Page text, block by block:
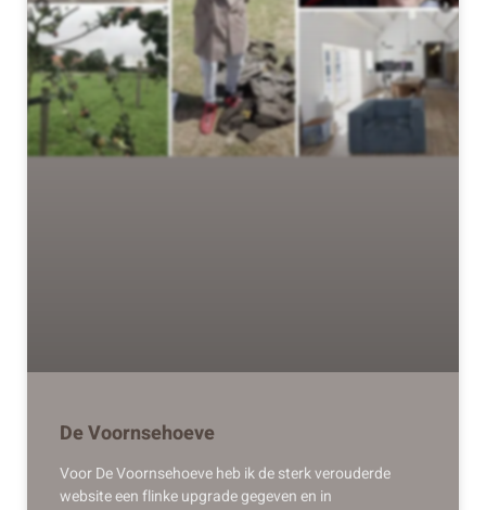
De Voornsehoeve
Voor De Voornsehoeve heb ik de sterk verouderde
website een flinke upgrade gegeven en in